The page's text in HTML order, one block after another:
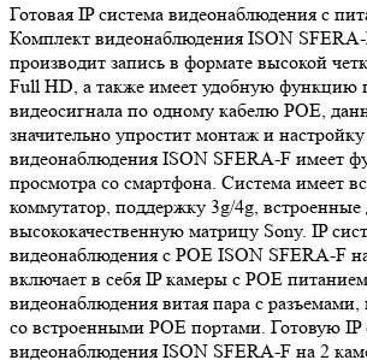
Готовая IP система видеонаблюдения с
Комплект видеонаблюдения ISON
производит запись в формате высокой
Full HD, а также имеет удобную функцию
видеосигнала по одному кабелю POE,
значительно упростит монтаж и
видеонаблюдения ISON SFERA-F имеет
просмотра со смартфона. Система имеет
коммутатор, поддержку 3g/4g, встроенные
высококачественную матрицу Sony. IP
видеонаблюдения с POE ISON SFERA-F
включает в себя IP камеры с POE
видеонаблюдения витая пара с разъемами,
со встроенными POE портами. Готовую IP
видеонаблюдения ISON SFERA-F на 2